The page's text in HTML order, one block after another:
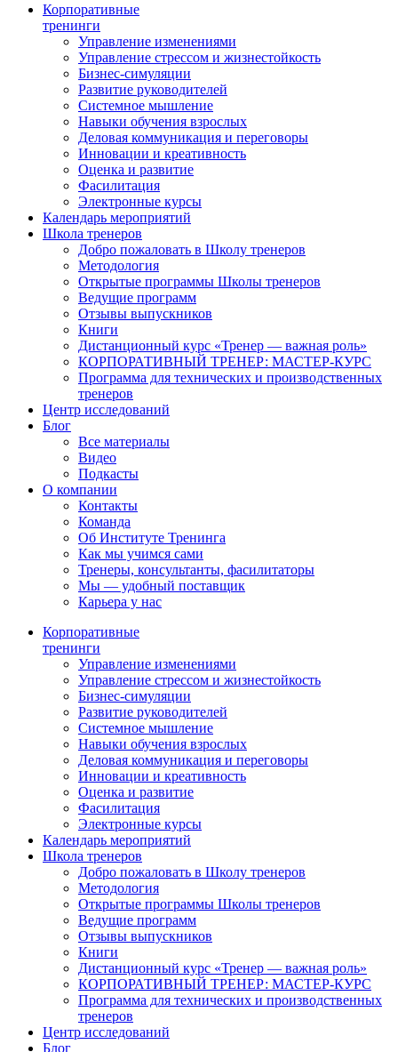
Корпоративные
тренинги
Управление изменениями
Управление стрессом и жизнестойкость
Бизнес-симуляции
Развитие руководителей
Системное мышление
Навыки обучения взрослых
Деловая коммуникация и переговоры
Инновации и креативность
Оценка и развитие
Фасилитация
Электронные курсы
Календарь мероприятий
Школа тренеров
Добро пожаловать в Школу тренеров
Методология
Открытые программы Школы тренеров
Ведущие программ
Отзывы выпускников
Книги
Дистанционный курс «Тренер — важная роль»
КОРПОРАТИВНЫЙ ТРЕНЕР: МАСТЕР-КУРС
Программа для технических и производственных
тренеров
Центр исследований
Блог
Все материалы
Видео
Подкасты
О компании
Контакты
Команда
Об Институте Тренинга
Как мы учимся сами
Тренеры, консультанты, фасилитаторы
Мы — удобный поставщик
Карьера у нас
Корпоративные
тренинги
Управление изменениями
Управление стрессом и жизнестойкость
Бизнес-симуляции
Развитие руководителей
Системное мышление
Навыки обучения взрослых
Деловая коммуникация и переговоры
Инновации и креативность
Оценка и развитие
Фасилитация
Электронные курсы
Календарь мероприятий
Школа тренеров
Добро пожаловать в Школу тренеров
Методология
Открытые программы Школы тренеров
Ведущие программ
Отзывы выпускников
Книги
Дистанционный курс «Тренер — важная роль»
КОРПОРАТИВНЫЙ ТРЕНЕР: МАСТЕР-КУРС
Программа для технических и производственных
тренеров
Центр исследований
Блог